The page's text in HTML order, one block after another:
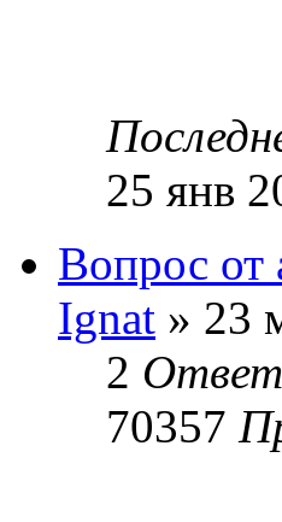
25 янв
Вопрос от
Ignat » 23
2
70357